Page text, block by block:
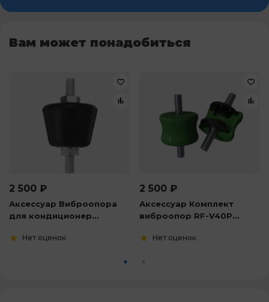
Вам может понадобиться
2 500 ₽
Аксессуар Виброопора
для кондиционер...
Нет оценок
2 500 ₽
Аксессуар Комплект
виброопор RF-V40P...
Нет оценок